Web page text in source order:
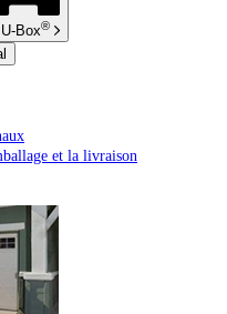
U-Box®
et la livraison